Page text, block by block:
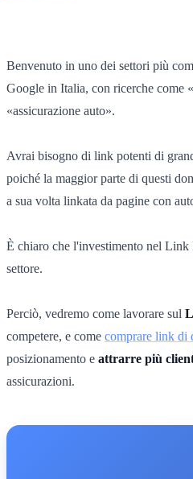
Benvenuto in uno dei settori più
Google in Italia, con ricerche come
«assicurazione auto».
Avrai bisogno di link potenti di
poiché la maggior parte di questi
a sua volta linkata da pagine con
È chiaro che l'investimento nel
settore.
Perciò, vedremo come lavorare sul
competere, e come comprare link di
posizionamento e attrarre più
assicurazioni.